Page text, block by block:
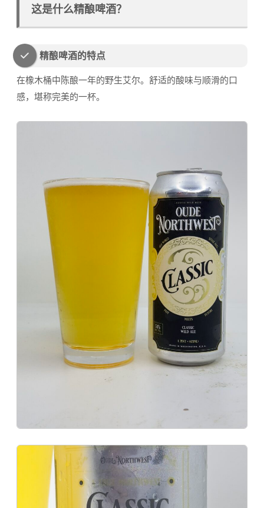
这是什么精酿啤酒？
精酿啤酒的特点
在橡木桶中陈酿一年的野生艾尔。舒适的酸味与顺滑的口
感，堪称完美的一杯。